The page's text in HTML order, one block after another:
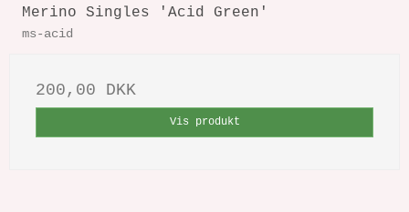
Merino Singles 'Acid Green'
ms-acid
200,00 DKK
Vis produkt